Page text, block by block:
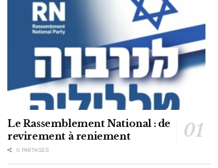
Le Rassemblement National : de
revirement à reniement
0 PARTAGES